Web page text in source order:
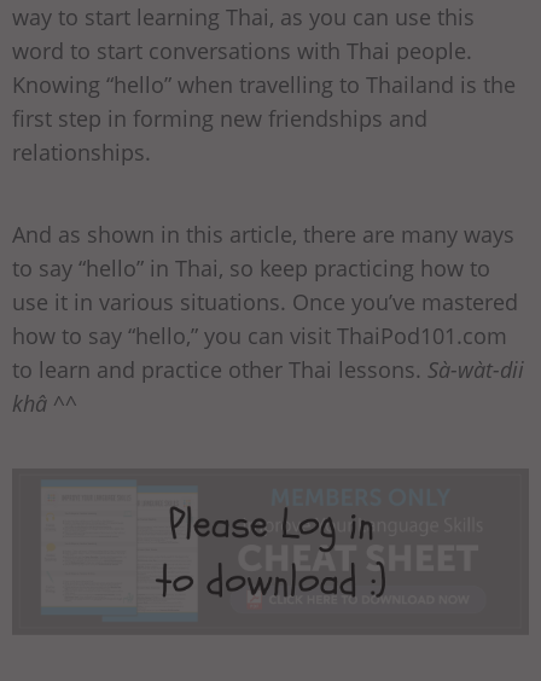
way to start learning Thai, as you can use this
word to start conversations with Thai people.
Knowing “hello” when travelling to Thailand is the
first step in forming new friendships and
relationships.
And as shown in this article, there are many ways
to say “hello” in Thai, so keep practicing how to
use it in various situations. Once you’ve mastered
how to say “hello,” you can visit ThaiPod101.com
to learn and practice other Thai lessons. Sà-wàt-dii
khâ ^^